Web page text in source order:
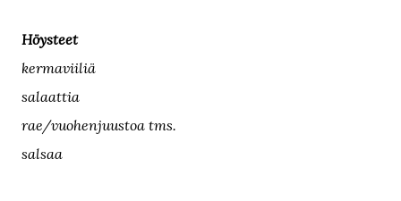
Höysteet
kermaviiliä
salaattia
rae/vuohenjuustoa tms.
salsaa